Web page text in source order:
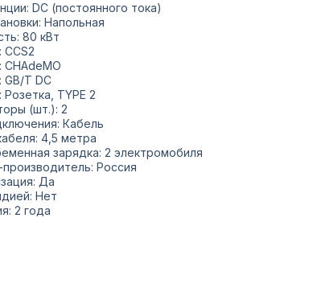
DC (постоянного тока)
Напольная
80 кВт
CCS2
CHAdeMO
GB/T DC
TYPE 2
(шт.): 2
Кабель
4,5 метра
зарядка: 2 электромобиля
Россия
Да
Нет
2 года